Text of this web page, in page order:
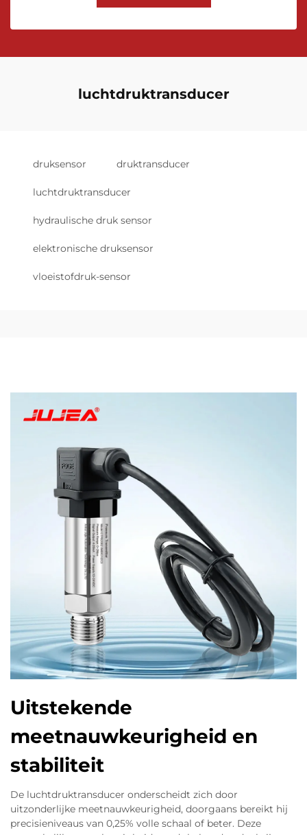
luchtdruktransducer
druksensor druktransducer
luchtdruktransducer
hydraulische druk sensor
elektronische druksensor
vloeistofdruk-sensor
Uitstekende
meetnauwkeurigheid en
stabiliteit
De luchtdruktransducer onderscheidt zich door
uitzonderlijke meetnauwkeurigheid, doorgaans bereikt hij
precisieniveaus van 0,25% volle schaal of beter. Deze